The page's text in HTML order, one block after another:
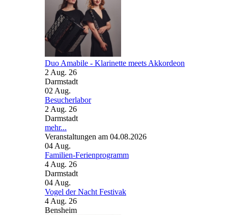
Duo Amabile - Klarinette meets Akkordeon
2 Aug. 26
Darmstadt
02 Aug.
Besucherlabor
2 Aug. 26
Darmstadt
mehr...
Veranstaltungen am 04.08.2026
04 Aug.
Familien-Ferienprogramm
4 Aug. 26
Darmstadt
04 Aug.
Vogel der Nacht Festivak
4 Aug. 26
Bensheim